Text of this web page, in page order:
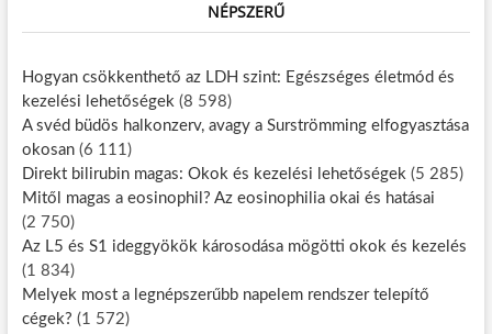
NÉPSZERŰ
Hogyan csökkenthető az LDH szint: Egészséges életmód és
kezelési lehetőségek (8 598)
A svéd büdös halkonzerv, avagy a Surströmming elfogyasztása
okosan (6 111)
Direkt bilirubin magas: Okok és kezelési lehetőségek (5 285)
Mitől magas a eosinophil? Az eosinophilia okai és hatásai
(2 750)
Az L5 és S1 ideggyökök károsodása mögötti okok és kezelés
(1 834)
Melyek most a legnépszerűbb napelem rendszer telepítő
cégek? (1 572)